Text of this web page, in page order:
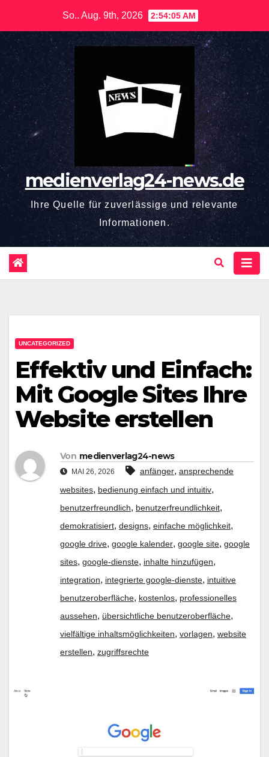
springen
So.. Aug. 9th, 2026 2:54:06 AM
medienverlag24-news.de
Ihre Quelle für zuverlässige und relevante
Informationen.
UNCATEGORIZED
Effektiv und Einfach:
Mit Google Sites Ihre
Website erstellen
Von medienverlag24-news
MAI 26, 2026 anfänger, ansprechende
websites, bedienung einfach und intuitiv,
benutzerfreundlich, benutzerfreundlichkeit,
demokratisiert, designs, einfache möglichkeit,
google drive, google kalender, google site, google
sites, google-dienste, inhalte hinzufügen,
integration, integrierte google-dienste, intuitive
benutzeroberfläche, kostenlos, professionelles
aussehen, übersichtliche benutzeroberfläche,
vielfältige inhaltsmöglichkeiten, vorlagen, website
erstellen, zugriffsrechte